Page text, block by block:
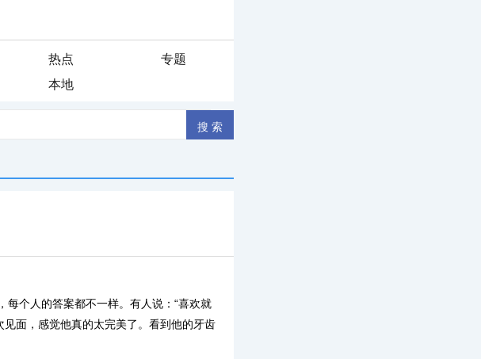
热点
专题
本地
个人的答案都不一样。有人说：“喜欢就
面，感觉他真的太完美了。看到他的牙齿